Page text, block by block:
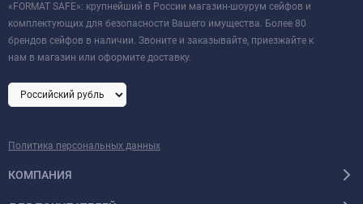
«FORMAT SAFE»: крупнейший в России магазин-шоурум сейфов и
комплектующих для безопасности Вашего имущества. Более 80
брендов сейфов в наличии. Звоните и заказывайте, приезжайте к
нам в магазин или оформите доставку.
Политика персональных данных
КОМПАНИЯ